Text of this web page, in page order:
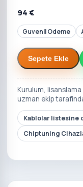
94 €
Guvenli Odeme
Sepete Ekle
Kurulum,
uzman ekip
Kablolar listesine
Chiptuning